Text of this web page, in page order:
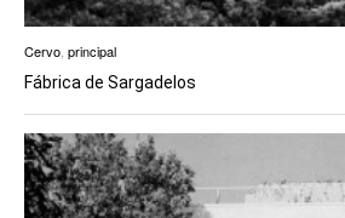
Cervo, principal
Fábrica de Sargadelos